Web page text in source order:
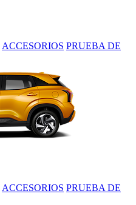
ACCESORIOS PRUEBA DE
ACCESORIOS PRUEBA DE